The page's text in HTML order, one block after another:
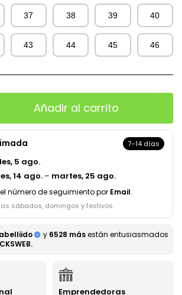
37 38 39 40
43 44 45 46
Añadir al carrito
7–14 días
5 ago.
14 ago. – martes, 25 ago.
número de seguimiento por Email.
sábados, domingos y festivos.
y 6528 másestán entusiasmados
Emprendedoras